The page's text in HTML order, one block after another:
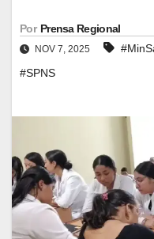
Por Prensa Regional
NOV 7, 2025
#SPNS